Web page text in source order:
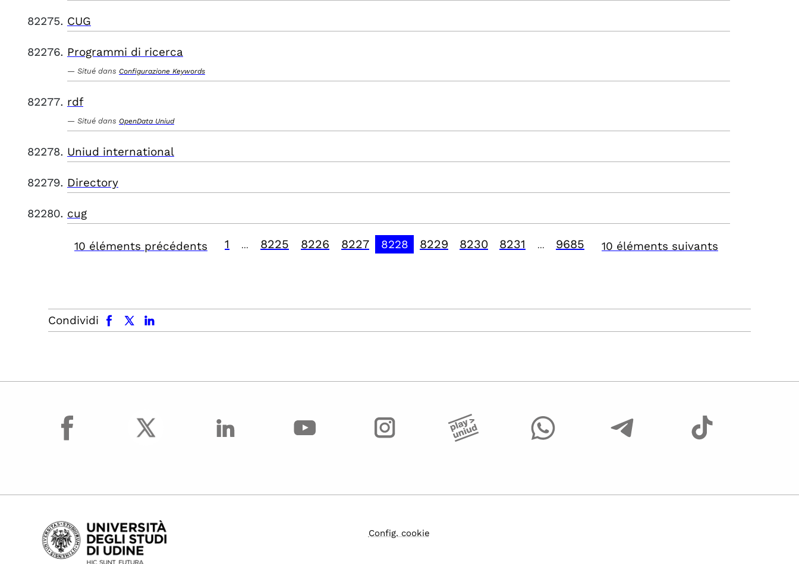
CUG
Programmi di ricerca
Situé dans Configurazione Keywords
rdf
Situé dans OpenData Uniud
Uniud international
Directory
cug
10 éléments précédents 1 8225 8226 8227 8228 8229 8230 8231 9685 10 éléments suivants
Condividi
facebook x.com linkedin
facebook
Config. cookie